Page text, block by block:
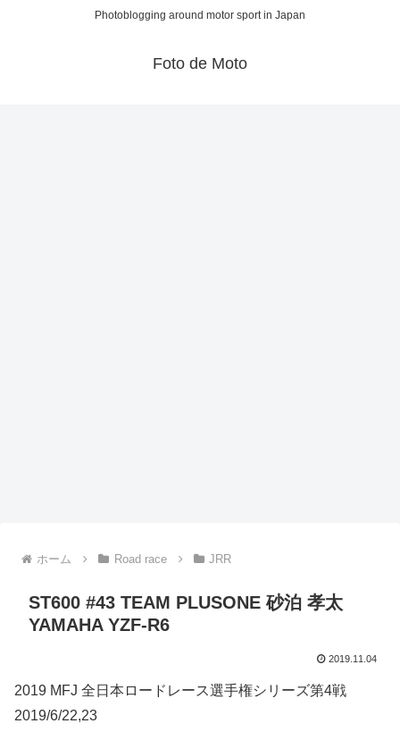
Photoblogging around motor sport in Japan
Foto de Moto
ホーム Road race JRR
ST600 #43 TEAM PLUSONE 砂泊 孝太
YAMAHA YZF-R6
2019.11.04
2019 MFJ 全日本ロードレース選手権シリーズ第4戦
2019/6/22,23